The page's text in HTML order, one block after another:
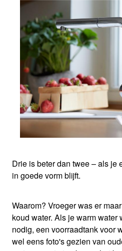
Drie is beter dan twee – als je
in goede vorm blijft.
Waarom? Vroeger was er
koud water. Als je warm
nodig, een voorraadtank voor
wel eens foto's gezien van